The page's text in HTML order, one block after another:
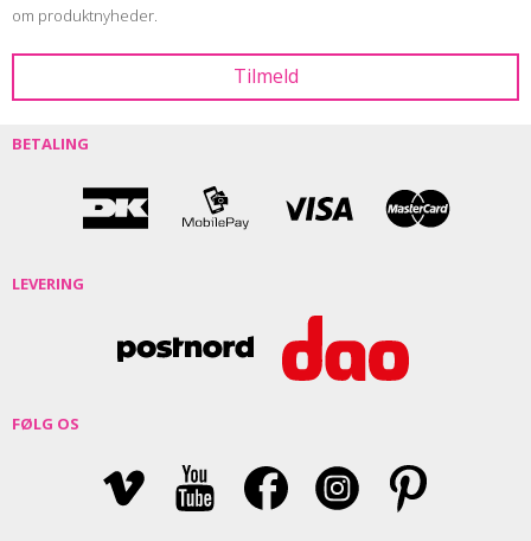
om produktnyheder.
BETALING
LEVERING
FØLG OS